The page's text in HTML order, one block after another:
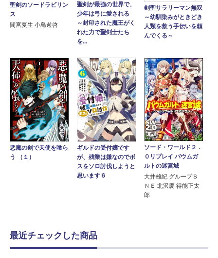
聖剣のソードラビリン
ス
間宮夏生 小鳥遊啓
聖剣が最強の世界で、
少年は弓に愛される
～封印された魔王がく
れた力で聖剣士たち
を...
剣聖サラリーマン無双
～幼馴染みがときどき
人類を救う手伝いを頼
んでくる～
悪魔の剣で天使を喰ら
う （１）
ギルドの受付嬢です
が、残業は嫌なのでボ
スをソロ討伐しようと
思います６
ソード・ワールド２．
０リプレイ バウムガ
ルトの迷宮城
大井雄紀 グループＳ
ＮＥ 北沢慶 得能正太
郎
最近チェックした商品